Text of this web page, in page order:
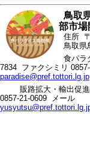
ネ
ッ
ト
へ
の
鳥取
部市場
住所
鳥取県
食パラ
7834 ファクシミリ
paradise@pref.tottori.lg.jp
販路拡大・輸出促
0857-21-0609 メール